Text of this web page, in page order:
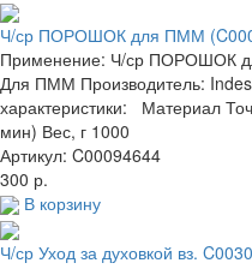
Ч/ср ПОРОШОК для ПММ
Применение: Ч/ср ПОРОШОК
Для ПММ Производитель:
характеристики: Материал
мин) Вес, г 1000
Артикул: C00094644
300 р.
В корзину
Ч/ср Уход за духовкой вз.